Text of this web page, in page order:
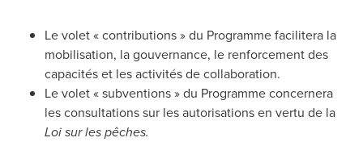
Le volet « contributions » du Programme facilitera la
mobilisation, la gouvernance, le renforcement des
capacités et les activités de collaboration.
Le volet « subventions » du Programme concernera
les consultations sur les autorisations en vertu de la
Loi sur les pêches.